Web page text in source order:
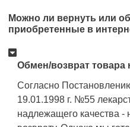
Можно ли вернуть или
приобретенные в
Обмен/возврат товара
Согласно
19.01.1998 г. №55
надлежащего качества -